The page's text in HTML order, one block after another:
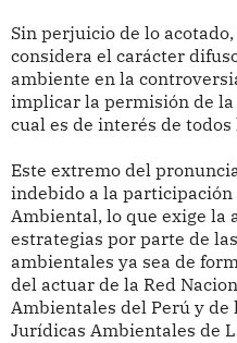
Sin perjuicio de lo
considera el carácter
ambiente en la
implicar la permisión de la
cual es de interés de todos
Este extremo del
indebido a la
Ambiental, lo que exige la
estrategias por parte de
ambientales ya sea de
del actuar de la Red
Ambientales del Perú y de
Jurídicas Ambientales de